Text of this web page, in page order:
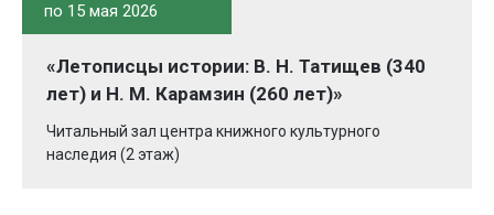
по 15 мая 2026
«Летописцы истории: В. Н. Татищев (340
лет) и Н. М. Карамзин (260 лет)»
Читальный зал центра книжного культурного
наследия (2 этаж)